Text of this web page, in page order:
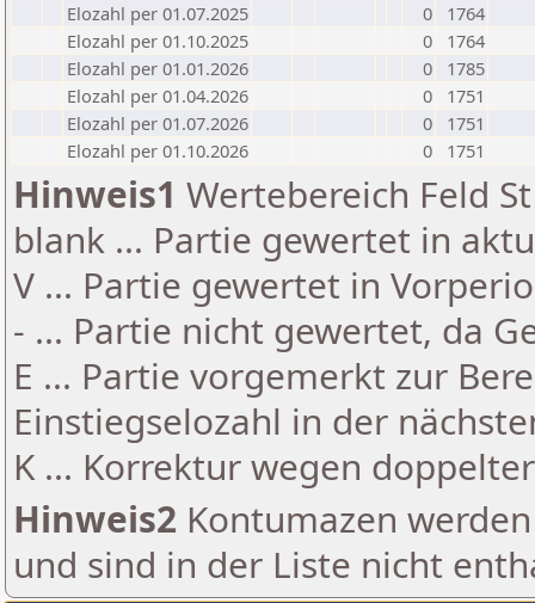
Elozahl per 01.07.2025
0
1764
Elozahl per 01.10.2025
0
1764
Elozahl per 01.01.2026
0
1785
Elozahl per 01.04.2026
0
1751
Elozahl per 01.07.2026
0
1751
Elozahl per 01.10.2026
0 1751
Hinweis1 Wertebereich Feld
blank ... Partie gewertet in
V ... Partie gewertet in
- ... Partie nicht gewertet, da
E ... Partie vorgemerkt zur
Einstiegselozahl in der
K ... Korrektur wegen
Hinweis2 Kontumazen
und sind in der Liste nicht